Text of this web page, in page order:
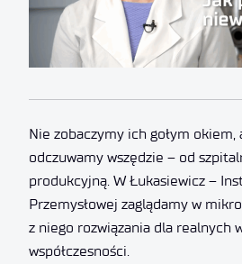
Nie zobaczymy ich gołym okiem,
odczuwamy wszędzie – od
produkcyjną. W Łukasiewicz –
Przemysłowej zaglądamy w
z niego rozwiązania dla realnych
współczesności.